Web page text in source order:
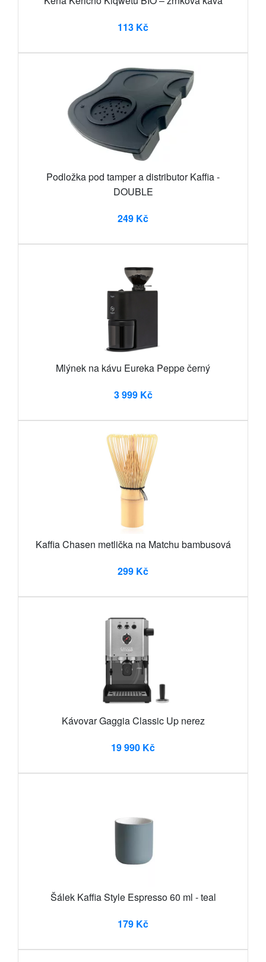
113 Kč
Podložka pod tamper a distributor Kaffia -
DOUBLE
249 Kč
Mlýnek na kávu Eureka Peppe černý
3 999 Kč
Kaffia Chasen metlička na Matchu bambusová
299 Kč
Kávovar Gaggia Classic Up nerez
19 990 Kč
Šálek Kaffia Style Espresso 60 ml - teal
179 Kč